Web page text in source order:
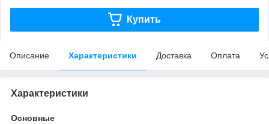
Купить
Описание Характеристики Доставка Оплата
Характеристики
Основные